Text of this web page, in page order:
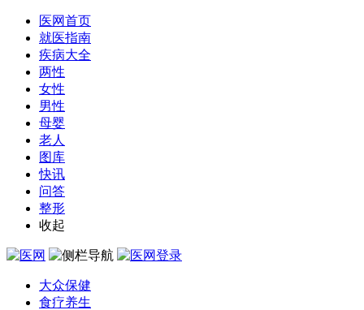
医网首页
就医指南
疾病大全
两性
女性
男性
母婴
老人
图库
快讯
问答
整形
收起
大众保健
食疗养生